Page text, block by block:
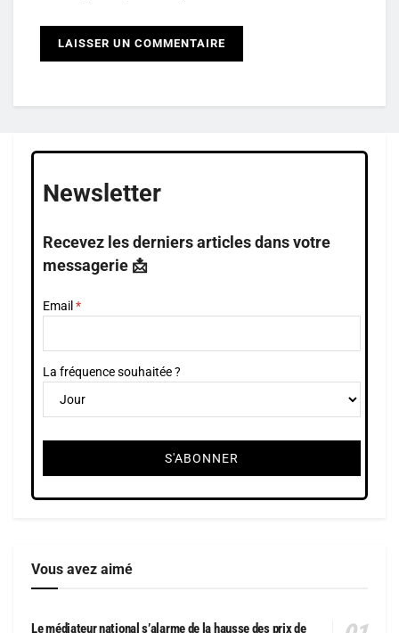
Newsletter
Recevez les derniers articles dans votre
messagerie 📩
Email
La fréquence souhaitée ?
Vous avez aimé
Le médiateur national s’alarme de la hausse des prix de